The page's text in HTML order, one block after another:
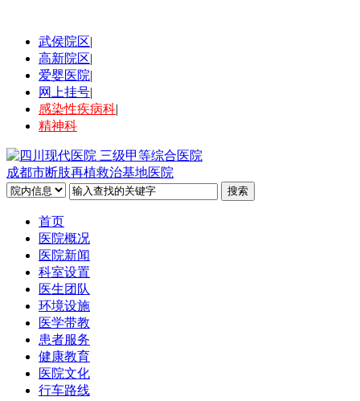
武侯院区|
高新院区|
爱婴医院|
网上挂号|
感染性疾病科|
精神科
成都市断肢再植救治基地医院
首页
医院概况
医院新闻
科室设置
医生团队
环境设施
医学带教
患者服务
健康教育
医院文化
行车路线